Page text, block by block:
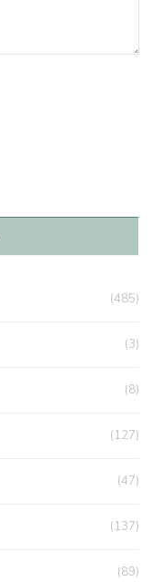
(485)
(3)
(8)
(127)
(47)
(137)
(89)